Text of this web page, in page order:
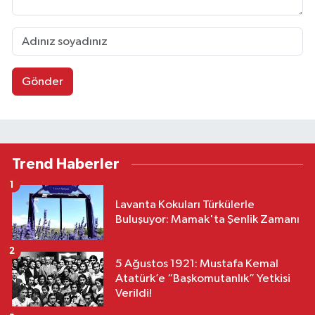
Gönder
Trend Haberler
Lavanta Kokuları Türkülerle
Buluşuyor: Mamak'ta Şenlik Zamanı
1
5 Ağustos 1921: Mustafa Kemal
Atatürk’e “Başkomutanlık” Yetkisi
Verildi!
2